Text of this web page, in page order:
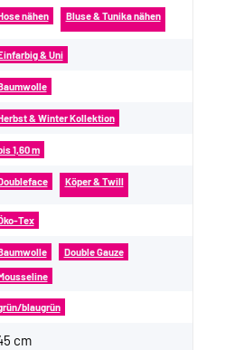
nähen Bluse & Tunika nähen
& Uni
& Winter Kollektion
1,60 m
Köper & Twill
Tex
Double Gauze
blaugrün
cm